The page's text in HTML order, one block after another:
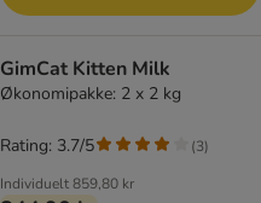
GimCat Kitten Milk
Økonomipakke: 2 x 2 kg
Individuelt859,80 kr
Rating: 3.7/5 (3)